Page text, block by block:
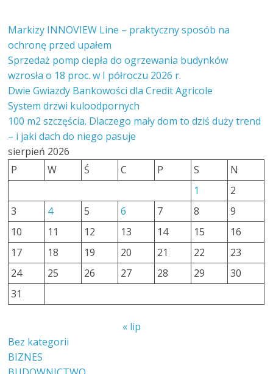
Markizy INNOVIEW Line – praktyczny sposób na
ochronę przed upałem
Sprzedaż pomp ciepła do ogrzewania budynków
wzrosła o 18 proc. w I półroczu 2026 r.
Dwie Gwiazdy Bankowości dla Credit Agricole
System drzwi kuloodpornych
100 m2 szczęścia. Dlaczego mały dom to dziś duży trend
– i jaki dach do niego pasuje
sierpień 2026
P
W Ś C P S
N
1
2
3
4 5 6 7 8
9
10
11 12 13 14 15
16
17
18 19 20 21 22
23
24
25 26 27 28 29
30
31
« lip
Bez kategorii
BIZNES